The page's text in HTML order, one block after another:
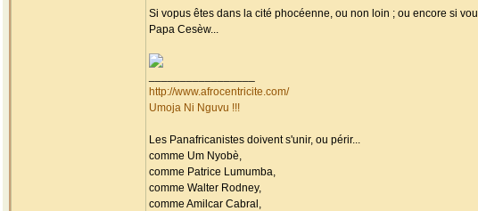
Si vopus êtes dans la cité phocéenne, ou non loin ; ou encore si
Papa Cesèw...
http://www.afrocentricite.com/
Umoja Ni Nguvu !!!
Les Panafricanistes doivent s'unir, ou périr...
comme Um Nyobè,
comme Patrice Lumumba,
comme Walter Rodney,
comme Amilcar Cabral,